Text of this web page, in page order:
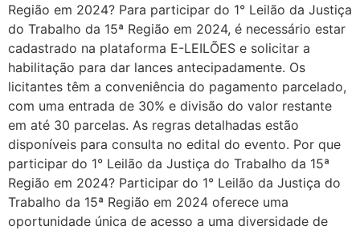
Região em 2024? Para participar do 1° Leilão da Justiça
do Trabalho da 15ª Região em 2024, é necessário estar
cadastrado na plataforma E-LEILÕES e solicitar a
habilitação para dar lances antecipadamente. Os
licitantes têm a conveniência do pagamento parcelado,
com uma entrada de 30% e divisão do valor restante
em até 30 parcelas. As regras detalhadas estão
disponíveis para consulta no edital do evento. Por que
participar do 1° Leilão da Justiça do Trabalho da 15ª
Região em 2024? Participar do 1° Leilão da Justiça do
Trabalho da 15ª Região em 2024 oferece uma
oportunidade única de acesso a uma diversidade de